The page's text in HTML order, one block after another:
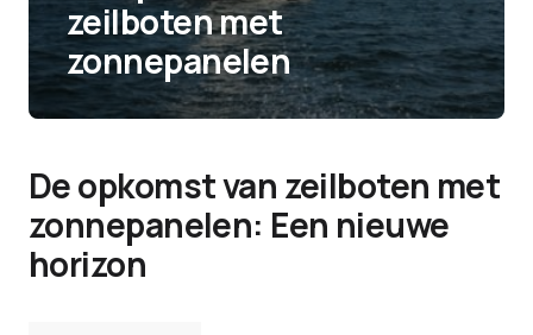
zeilboten met
zonnepanelen
De opkomst van zeilboten met
zonnepanelen: Een nieuwe
horizon